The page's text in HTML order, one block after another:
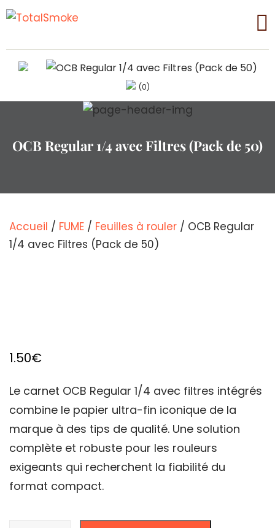
(0)
OCB Regular 1/4 avec Filtres (Pack de 50)
Accueil / FUME / Feuilles à rouler / OCB Regular
1/4 avec Filtres (Pack de 50)
1.50€
Le carnet OCB Regular 1/4 avec filtres intégrés
combine le papier ultra-fin iconique de la
marque à des tips de qualité. Une solution
complète et robuste pour les rouleurs
exigeants qui recherchent la fiabilité du
format compact.